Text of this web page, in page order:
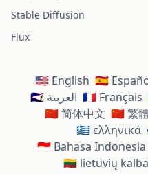
Stable Diffusion
Flux
🇺🇸 English 🇪🇸
🇸🇦 العربية 🇫🇷 Français
🇨🇳 简体中文 🇨🇳 繁
🇬🇷 ελληνικά
🇮🇩 Bahasa Indonesia
🇱🇹 lietuvių kalba